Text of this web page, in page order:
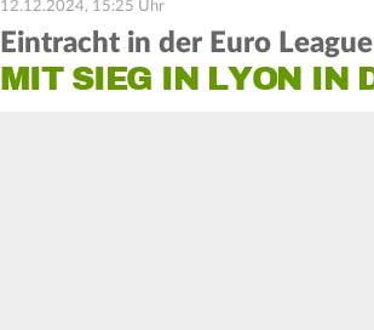
12.12.2024, 15:25 Uhr
Eintracht in der Euro League
MIT SIEG IN LYON IN